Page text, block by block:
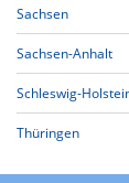
Sachsen
Sachsen-Anhalt
Schleswig-
Thüringen